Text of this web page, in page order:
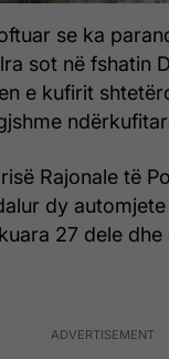
se ka
sot në fshatin
e kufirit
Rajonale të
dy
27 dele